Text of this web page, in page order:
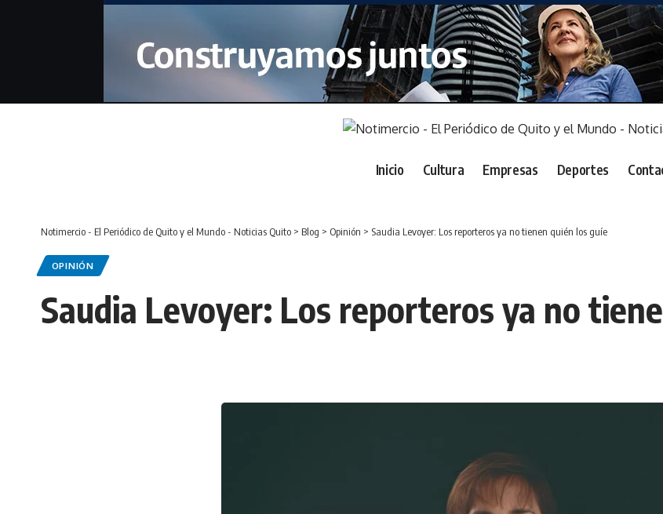
Inicio Cultura Empresas Deportes
Notimercio - El Periódico de Quito y el Mundo - Noticias Quito > Blog > Opinión > Saudia Levoyer: Los reporteros ya no tienen quién los guíe
OPINIÓN
Saudia Levoyer: Los reporteros ya no